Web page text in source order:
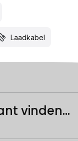
Laadkabel
vinden...